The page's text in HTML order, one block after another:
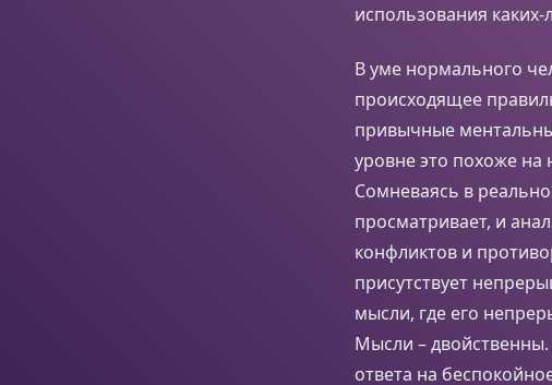
использования
В уме нормального
происходящее
привычные
уровне это похоже на
Сомневаясь в
просматривает, и
конфликтов и
присутствует
мысли, где его
Мысли –
ответа на